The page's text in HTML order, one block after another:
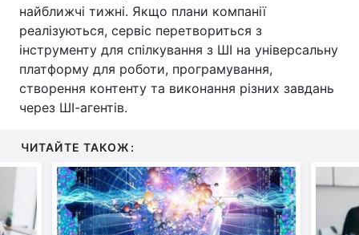
найближчі тижні. Якщо плани компанії
реалізуються, сервіс перетвориться з
інструменту для спілкування з ШІ на універсальну
платформу для роботи, програмування,
створення контенту та виконання різних завдань
через ШІ-агентів.
ЧИТАЙТЕ ТАКОЖ: